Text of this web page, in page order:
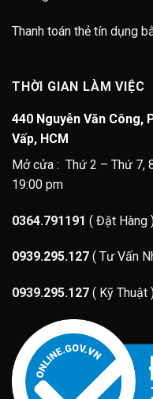
Thanh toán thẻ tín dụng
THỜI GIAN LÀM VIỆC
440 Nguyễn Văn Công,
Vấp, HCM
Mở cửa : Thứ 2 – Thứ 7,
19:00 pm
0364.791191 ( Đặt Hàng
0939.295.127 ( Tư Vấn
0939.295.127 ( Kỹ Thuật